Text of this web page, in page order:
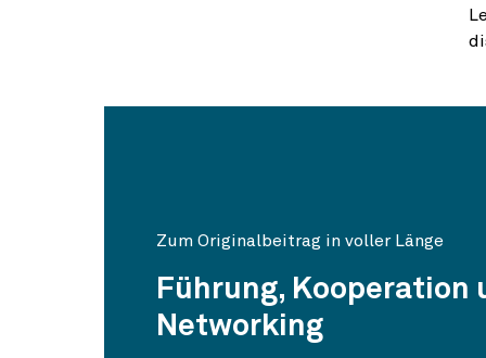
Zum Originalbeitrag in voller Länge
Führung, Kooperation
Networking